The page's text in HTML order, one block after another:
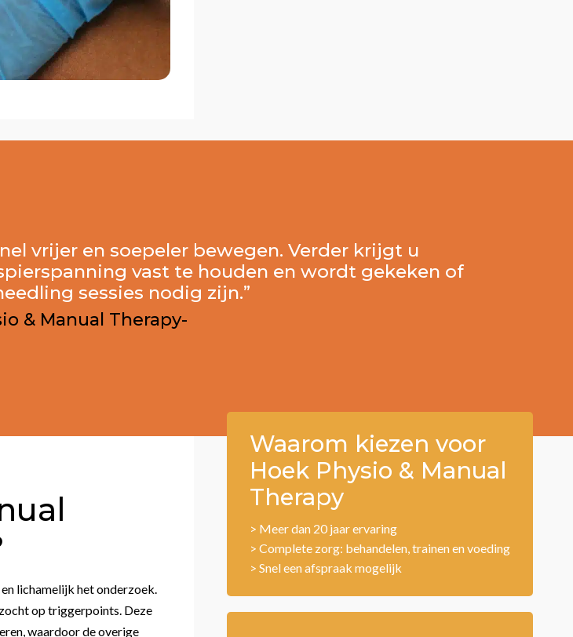
vrijer en soepeler bewegen. Verder krijgt u
vast te houden en wordt gekeken of
sessies nodig zijn.”
& Manual Therapy-
lichamelijk het onderzoek.
op triggerpoints. Deze
waardoor de overige
Waarom kiezen voor
Hoek Physio & Manual
Therapy
> Meer dan 20 jaar ervaring
> Complete zorg: behandelen, trainen en voeding
> Snel een afspraak mogelijk